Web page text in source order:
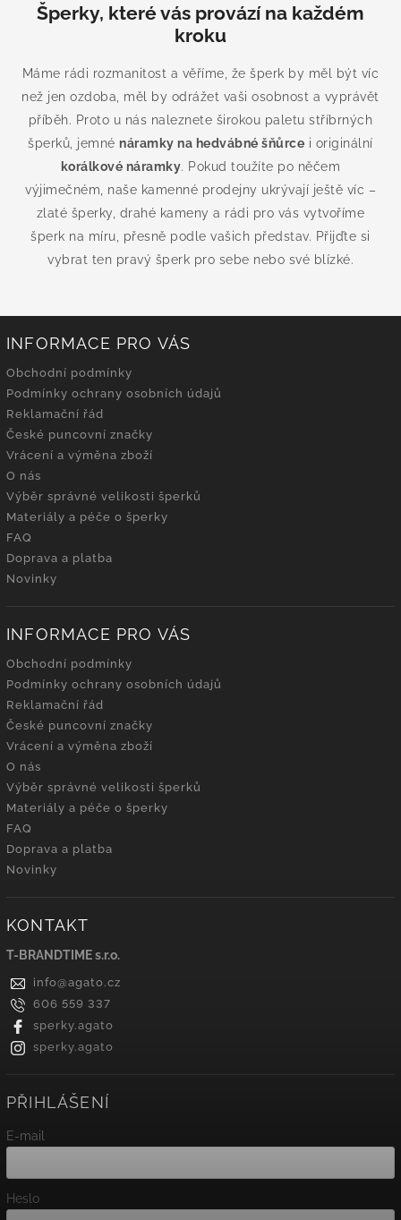
Šperky, které vás provází na každém
kroku
Máme rádi rozmanitost a věříme, že šperk by měl být víc
než jen ozdoba, měl by odrážet vaši osobnost a vyprávět
příběh. Proto u nás naleznete širokou paletu stříbrných
šperků, jemnénáramky na hedvábné šňůrce i originální
korálkové náramky. Pokud toužíte po něčem
výjimečném, naše kamenné prodejny ukrývají ještě víc –
zlaté šperky, drahé kameny a rádi pro vás vytvoříme
šperk na míru, přesně podle vašich představ. Přijďte si
vybrat ten pravý šperk pro sebe nebo své blízké.
INFORMACE PRO VÁS
Obchodní podmínky
Podmínky ochrany osobních údajů
Reklamační řád
České puncovní značky
Vrácení a výměna zboží
O nás
Výběr správné velikosti šperků
Materiály a péče o šperky
FAQ
Doprava a platba
Novinky
INFORMACE PRO VÁS
Obchodní podmínky
Podmínky ochrany osobních údajů
Reklamační řád
České puncovní značky
Vrácení a výměna zboží
O nás
Výběr správné velikosti šperků
Materiály a péče o šperky
FAQ
Doprava a platba
Novinky
KONTAKT
T-BRANDTIME s.r.o.
info@agato.cz
606 559 337
sperky.agato
sperky.agato
PŘIHLÁŠENÍ
E-mail
Heslo